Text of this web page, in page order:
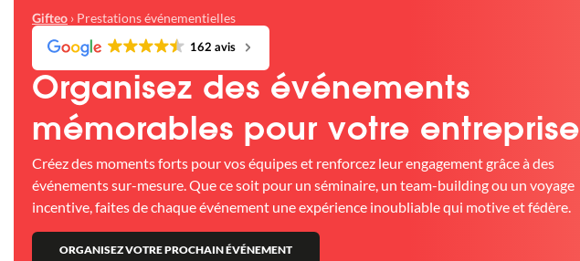
Gifteo › Prestations événementielles
162 avis
Organisez des événements
mémorables pour votre entreprise
Créez des moments forts pour vos équipes et renforcez leur engagement grâce à des
événements sur-mesure. Que ce soit pour un séminaire, un team-building ou un voyage
incentive, faites de chaque événement une expérience inoubliable qui motive et fédère.
ORGANISEZ VOTRE PROCHAIN ÉVÉNEMENT